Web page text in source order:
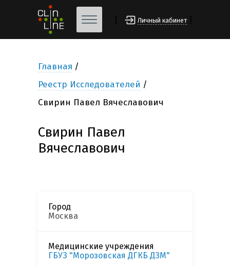
Личный кабинет
Главная
Реестр Исследователей
Свирин Павел Вячеславович
Свирин Павел
Вячеславович
Город
Москва
Медицинские учреждения
ГБУЗ "Морозовская ДГКБ ДЗМ"